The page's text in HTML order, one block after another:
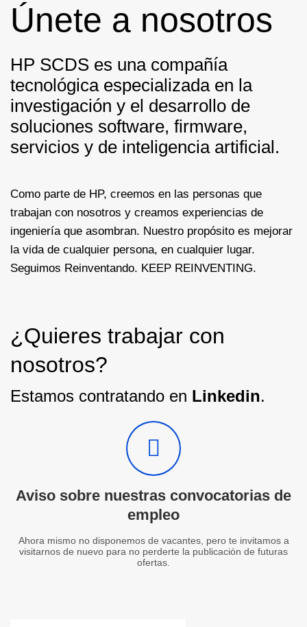
Únete a nosotros
HP SCDS es una compañía
tecnológica especializada en la
investigación y el desarrollo de
soluciones software, firmware,
servicios y de inteligencia artificial.
Como parte de HP, creemos en las personas que
trabajan con nosotros y creamos experiencias de
ingeniería que asombran. Nuestro propósito es mejorar
la vida de cualquier persona, en cualquier lugar.
Seguimos Reinventando. KEEP REINVENTING.
¿Quieres trabajar con
nosotros?
Estamos contratando en Linkedin.
Aviso sobre nuestras convocatorias de
empleo
Ahora mismo no disponemos de vacantes, pero te invitamos a
visitarnos de nuevo para no perderte la publicación de futuras
ofertas.